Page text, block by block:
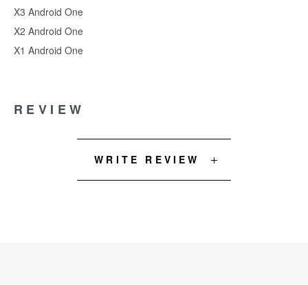
X3 Android One
X2 Android One
X1 Android One
REVIEW
WRITE REVIEW